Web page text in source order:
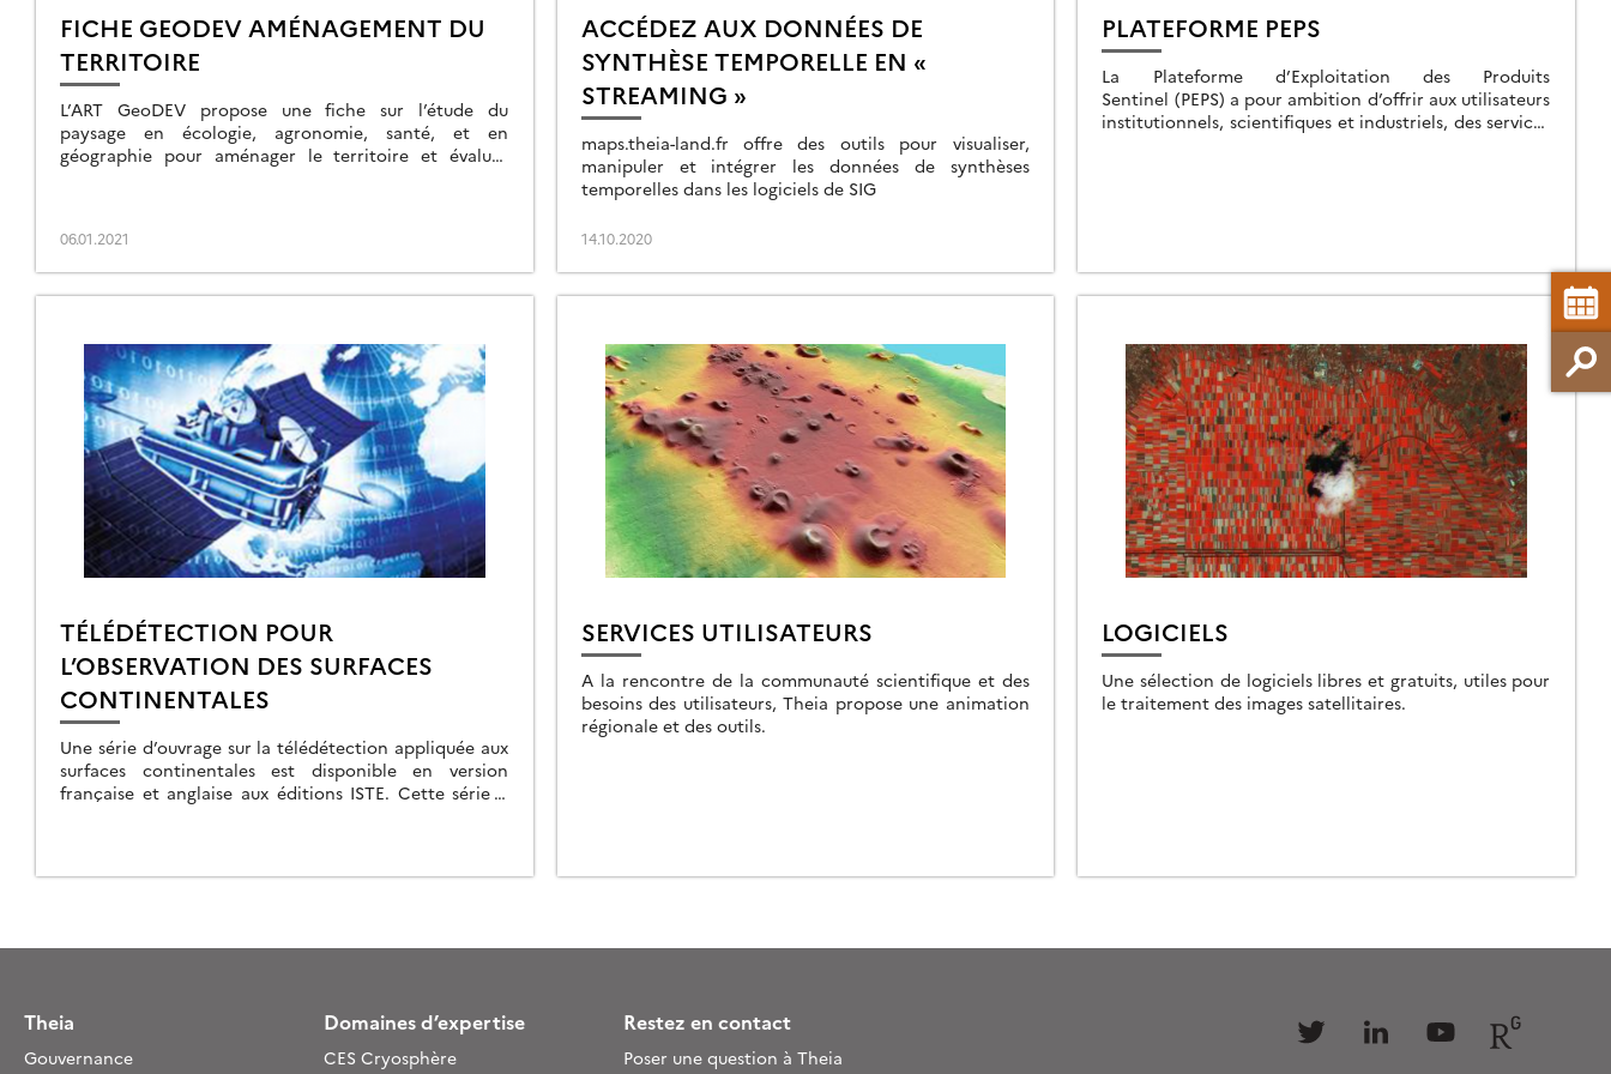
FICHE GEODEV AMÉNAGEMENT DU
TERRITOIRE
L’ART GeoDEV propose une fiche sur l’étude du
paysage en écologie, agronomie, santé, et en
géographie pour aménager le territoire et évaluer
06.01.2021
ACCÉDEZ AUX DONNÉES DE
SYNTHÈSE TEMPORELLE EN «
STREAMING »
maps.theia-land.fr offre des outils pour visualiser,
manipuler et intégrer les données de synthèses
temporelles dans les logiciels de SIG
14.10.2020
PLATEFORME PEPS
La Plateforme d’Exploitation des Produits
Sentinel (PEPS) a pour ambition d’offrir aux utilisateurs
institutionnels, scientifiques et industriels, des services
TÉLÉDÉTECTION POUR
L’OBSERVATION DES SURFACES
CONTINENTALES
Une série d’ouvrage sur la télédétection appliquée aux
surfaces continentales est disponible en version
française et anglaise aux éditions ISTE. Cette série a
SERVICES UTILISATEURS
A la rencontre de la communauté scientifique et des
besoins des utilisateurs, Theia propose une animation
régionale et des outils.
LOGICIELS
Une sélection de logiciels libres et gratuits, utiles pour
le traitement des images satellitaires.
Theia
Gouvernance
Domaines d’expertise
CES Cryosphère
Restez en contact
Poser une question à Theia
Follow Follow